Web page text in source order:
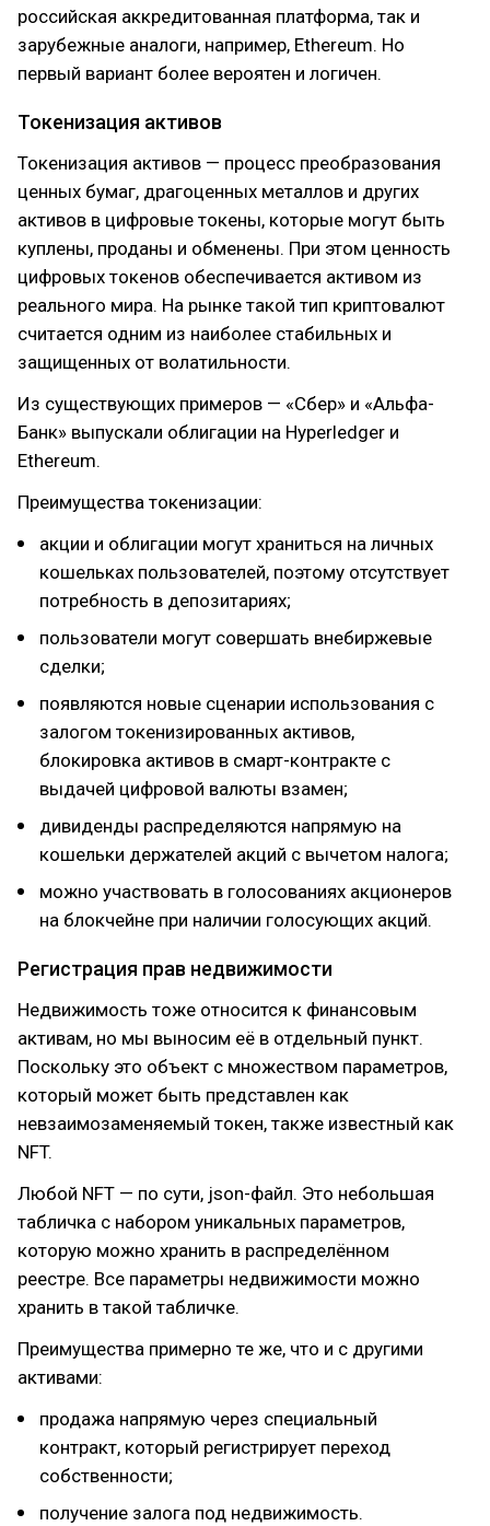
российская аккредитованная платформа, так и
зарубежные аналоги, например, Ethereum. Но
первый вариант более вероятен и логичен.
Токенизация активов
Токенизация активов — процесс преобразования
ценных бумаг, драгоценных металлов и других
активов в цифровые токены, которые могут быть
куплены, проданы и обменены. При этом ценность
цифровых токенов обеспечивается активом из
реального мира. На рынке такой тип криптовалют
считается одним из наиболее стабильных и
защищенных от волатильности.
Из существующих примеров — «Сбер» и «Альфа-
Банк» выпускали облигации на Hyperledger и
Ethereum.
Преимущества токенизации:
акции и облигации могут храниться на личных
кошельках пользователей, поэтому отсутствует
потребность в депозитариях;
пользователи могут совершать внебиржевые
сделки;
появляются новые сценарии использования с
залогом токенизированных активов,
блокировка активов в смарт-контракте с
выдачей цифровой валюты взамен;
дивиденды распределяются напрямую на
кошельки держателей акций с вычетом налога;
можно участвовать в голосованиях акционеров
на блокчейне при наличии голосующих акций.
Регистрация прав недвижимости
Недвижимость тоже относится к финансовым
активам, но мы выносим её в отдельный пункт.
Поскольку это объект с множеством параметров,
который может быть представлен как
невзаимозаменяемый токен, также известный как
NFT.
Любой NFT — по сути, json-файл. Это небольшая
табличка с набором уникальных параметров,
которую можно хранить в распределённом
реестре. Все параметры недвижимости можно
хранить в такой табличке.
Преимущества примерно те же, что и с другими
активами:
продажа напрямую через специальный
контракт, который регистрирует переход
собственности;
получение залога под недвижимость.